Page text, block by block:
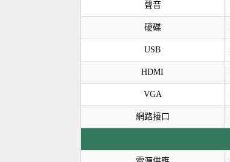
聲音
硬碟
USB
HDMI
VGA
網路接口